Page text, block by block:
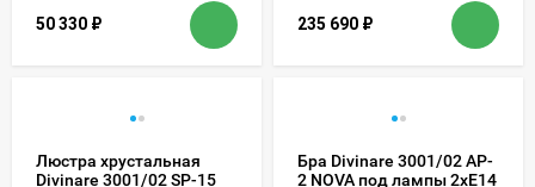
50 330 ₽ 235 690 ₽
Люстра хрустальная
Divinare 3001/02 SP-15
Бра Divinare 3001/02 AP-
2 NOVA под лампы 2xE14